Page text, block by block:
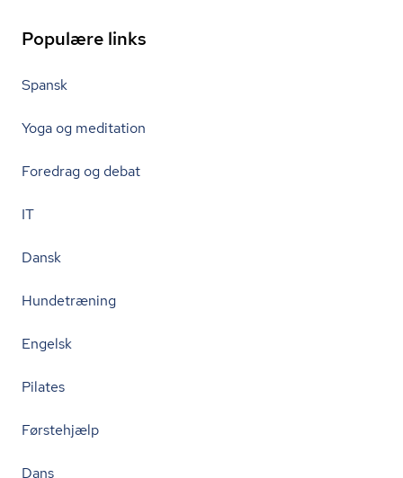
Populære links
Spansk
Yoga og meditation
Foredrag og debat
IT
Dansk
Hundetræning
Engelsk
Pilates
Førstehjælp
Dans